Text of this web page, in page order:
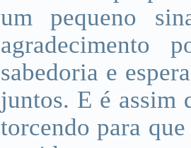
um pequeno
agradecimento
sabedoria e
juntos. E é assim
torcendo para